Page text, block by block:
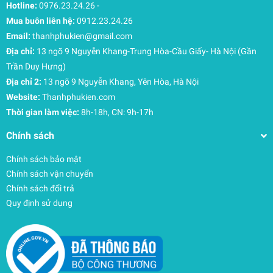
Chất liệu cao cấp và Tiêu chuẩn an toàn toàn cầu
Vải Nylon 400D chuẩn bluesign®: Chất liệu vải
đạt chứng nhận môi trường khắt khe và PFC-Free,
kháng nước vượt trội và bền bỉ dưới mọi tác động
của thời tiết.
Bảo mật vượt trội: Sử dụng khóa kéo YKK chính
hãng tích hợp vòng chống trộm bằng cách giấu
đầu kéo dưới vòng dây thun (webbing loop), tăng
Nhận diện ban đêm: Logo và các điểm nhấn phản
quang giúp tăng khả năng nhận diện khi di
chuyển trong điều kiện thiếu sáng.
Hotline: 0976.23.24.26-
Mua buôn liên hệ: 0912.23.24.26
Email: thanhphukien@gmail.com
Địa chỉ: 13 ngõ 9 Nguyễn Khang-Trung Hòa-Cầu Giấy- Hà Nội (Gần
Trần Duy Hưng)
Địa chỉ 2: 13 ngõ 9 Nguyễn Khang, Yên Hòa, Hà Nội
Website: Thanhphukien.com
Thời gian làm việc: 8h-18h, CN: 9h-17h
Chính sách
Chính sách bảo mật
Chính sách vận chuyển
Chính sách đổi trả
Quy định sử dụng